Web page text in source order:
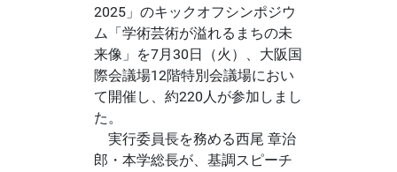
2025」のキックオフシンポジウ
ム「学術芸術が溢れるまちの未
来像」を7月30日（火）、大阪国
際会議場12階特別会議場におい
て開催し、約220人が参加しまし
た。
実行委員長を務める西尾 章治
郎・本学総長が、基調スピーチ